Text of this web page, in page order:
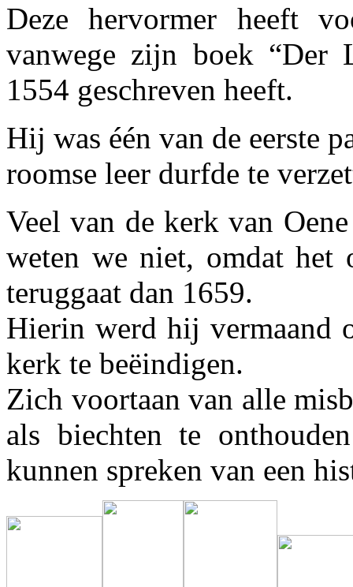
Deze hervormer heeft
vanwege zijn boek “Der
1554 geschreven heeft.
Hij was één van de eerste
roomse leer durfde te
Veel van de kerk van
weten we niet, omdat het
teruggaat dan 1659.
Hierin werd hij vermaand
kerk te beëindigen.
Zich voortaan van alle
als biechten te
kunnen spreken van een